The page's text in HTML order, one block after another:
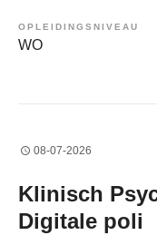
OPLEIDINGSNIVEAU
WO
08-07-2026
Klinisch
Digitale poli